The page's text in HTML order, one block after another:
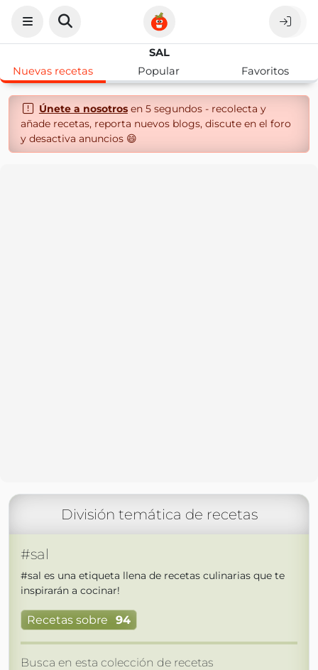
SAL
Nuevas recetas
Popular Favoritos
Únete a nosotrosen 5 segundos - recolecta y
añade recetas, reporta nuevos blogs, discute en el foro
y desactiva anuncios 😄
División temática de recetas
#sal
#sal es una etiqueta llena de recetas culinarias que te
inspirarán a cocinar!
Recetas sobre 94
Busca en esta colección de recetas